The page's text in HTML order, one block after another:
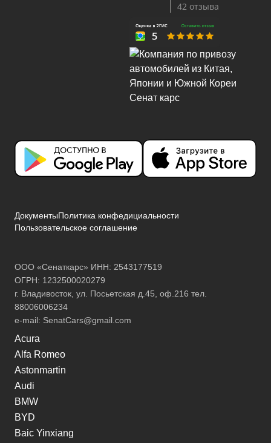
42 отзыва
ДокументыПолитика конфедициальности
Пользовательское соглашение
ООО «Сенаткарс» ИНН: 2543177519
ОГРН: 1232500020279
г. Владивосток, ул. Посьетская д.45, оф.216 тел.
88006006234
e-mail: SenatCars@gmail.com
Acura
Alfa Romeo
Astonmartin
Audi
BMW
BYD
Baic Yinxiang